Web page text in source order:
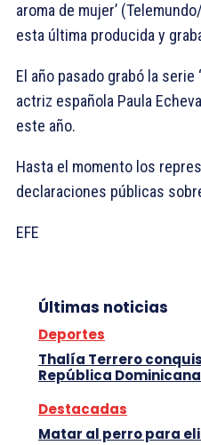
aroma de mujer’
esta última producida y
El año pasado grabó la serie
actriz española Paula
este año.
Hasta el momento los
declaraciones públicas
EFE
Últimas noticias
Deportes
Thalía Terrero
República Dominicana
Destacadas
Matar al perro para